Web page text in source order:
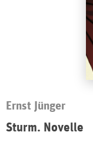
Ernst Jünger
Sturm. Novelle